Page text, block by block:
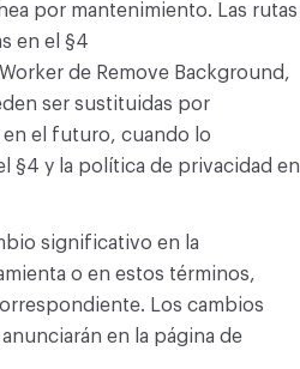
por mantenimiento. Las rutas
en el §4
de Remove Background,
ser sustituidas por
el futuro, cuando lo
§4 y la política de privacidad en
significativo en la
o en estos términos,
Los cambios
en la página de